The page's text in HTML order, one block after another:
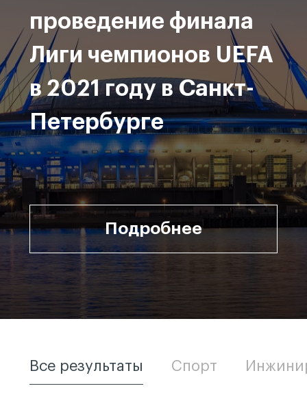
проведение финала
Лиги чемпионов UEFA
в 2021 году в Санкт-
Петербурге
Подробнее
Все результаты Спорт